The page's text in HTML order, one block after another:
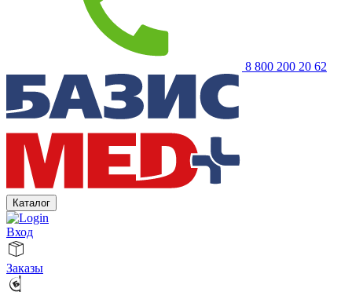
8 800 200 20 62
Каталог
Вход
Заказы